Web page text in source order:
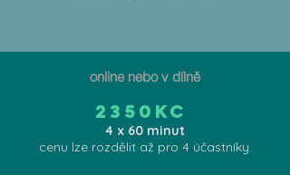
online nebo v dílně
2350Kc
4 x 60 minut
cenu lze rozdělit až pro 4 účastníky.